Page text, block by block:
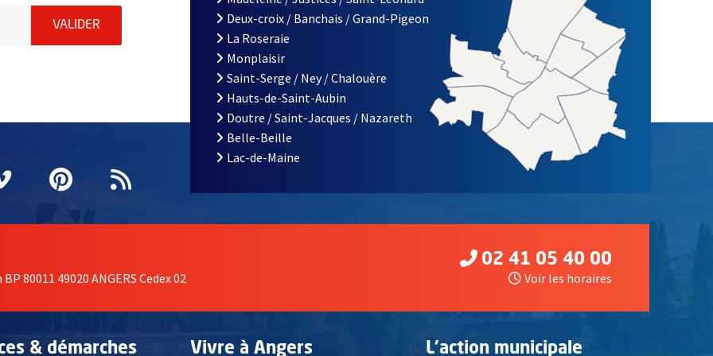
indiquez votre email (champ obligatoire)
VALIDER ENVOYER MA DEMANDE D'INSCRIPTION À LA LETTRE D'INFORMATION DE LA VILLE D'ANGERS
fenêtrefenêtre
une nouvelle fenêtre
Vimeo
, Ouvre une nouvelle fenêtre
Pinterest
, Ouvre une nouvelle fenêtre
Flux RSS
Deux-croix / Banchais / Grand-Pigeon
La Roseraie
Monplaisir
Saint-Serge / Ney / Chalouère
Hauts-de-Saint-Aubin
Doutre / Saint-Jacques / Nazareth
Belle-Beille
Lac-de-Maine
80011 49020 ANGERS Cedex 02
02 41 05 40 00
Voir les horaires
& démarches Vivre à Angers L'action municipale